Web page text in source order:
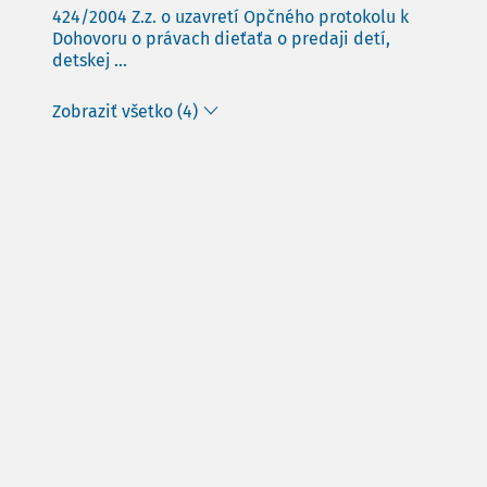
424/2004 Z.z. o uzavretí Opčného protokolu k
Dohovoru o právach dieťaťa o predaji detí,
detskej ...
Zobraziť všetko (4)